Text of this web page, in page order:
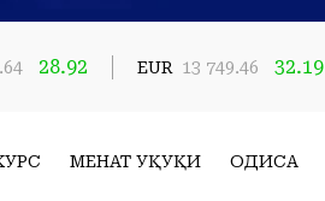
28.92 EUR 13 749.46 32.19
МЕҲНАТ ҲУҚУҚИ ҲОДИСА